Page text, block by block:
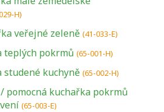
H)
veřejné zeleně (41-033-E)
teplých pokrmů (65-001-H)
studené kuchyně (65-002-H)
pomocná kuchařka pokrmů
(65-003-E)